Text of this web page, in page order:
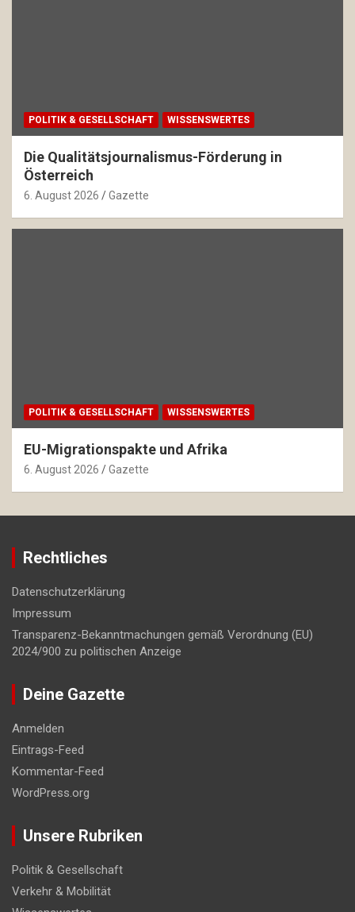
POLITIK & GESELLSCHAFT WISSENSWERTES
Die Qualitätsjournalismus-Förderung in
Österreich
6. August 2026 Gazette
POLITIK & GESELLSCHAFT WISSENSWERTES
EU-Migrationspakte und Afrika
6. August 2026 Gazette
Rechtliches
Datenschutzerklärung
Impressum
Transparenz-Bekanntmachungen gemäß Verordnung (EU)
2024/900 zu politischen Anzeige
Deine Gazette
Anmelden
Eintrags-Feed
Kommentar-Feed
WordPress.org
Unsere Rubriken
Politik & Gesellschaft
Verkehr & Mobilität